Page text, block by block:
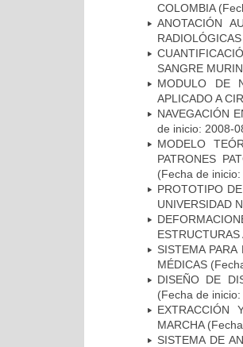
COLOMBIA
ANOTACIÓN
SANGRE
MODULO DE
APLICADO A
NAVEGACIÓN
de inicio: 2008-
MODELO
PATRONES
(Fecha de
PROTOTIPO
UNIVERSIDAD
SISTEMA
MÉDICAS
DISEÑO DE
(Fecha de
EXTRACCIÓN
MARCHA
SISTEMA DE